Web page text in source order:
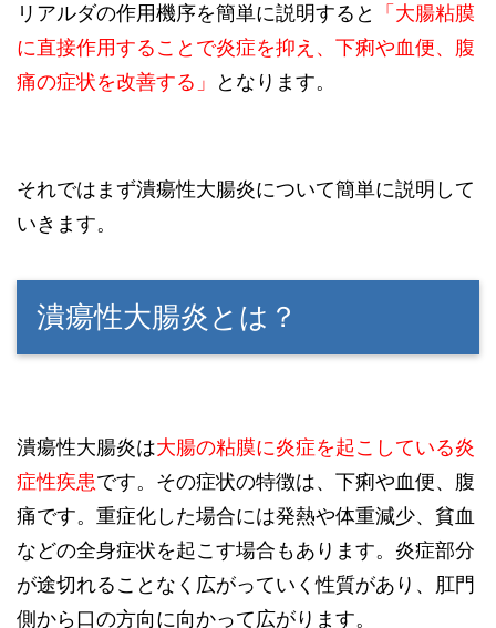
リアルダの作用機序を簡単に説明すると
「大腸粘膜
に直接作用することで炎症を抑え、下痢や血便、腹
痛の症状を改善する」
となります。
それではまず潰瘍性大腸炎について簡単に説明して
いきます。
潰瘍性大腸炎とは？
潰瘍性大腸炎は大腸の粘膜に炎症を起こしている炎
症性疾患です。その症状の特徴は、下痢や血便、腹
痛です。重症化した場合には発熱や体重減少、貧血
などの全身症状を起こす場合もあります。炎症部分
が途切れることなく広がっていく性質があり、肛門
側から口の方向に向かって広がります。